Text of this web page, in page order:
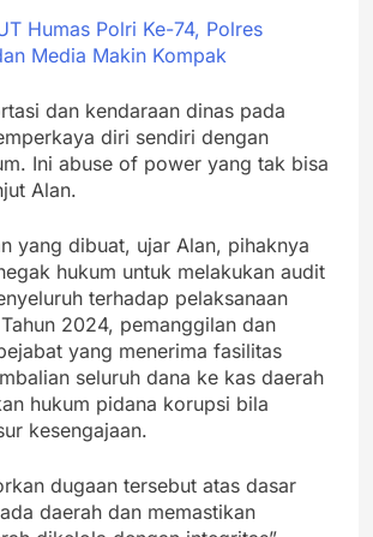
Humas Polri Ke-74, Polres
Media Makin Kompak
dan kendaraan dinas pada
diri sendiri dengan
Ini abuse of power yang tak bisa
Alan.
yang dibuat, ujar Alan, pihaknya
hukum untuk melakukan audit
terhadap pelaksanaan
2024, pemanggilan dan
yang menerima fasilitas
seluruh dana ke kas daerah
hukum pidana korupsi bila
kesengajaan.
dugaan tersebut atas dasar
daerah dan memastikan